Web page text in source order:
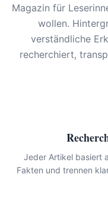
Magazin für
wollen.
verständliche
recherchiert,
Jeder Artikel basiert
Fakten und trennen